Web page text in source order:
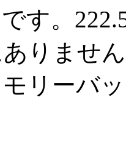
す。
りませ
リーバ